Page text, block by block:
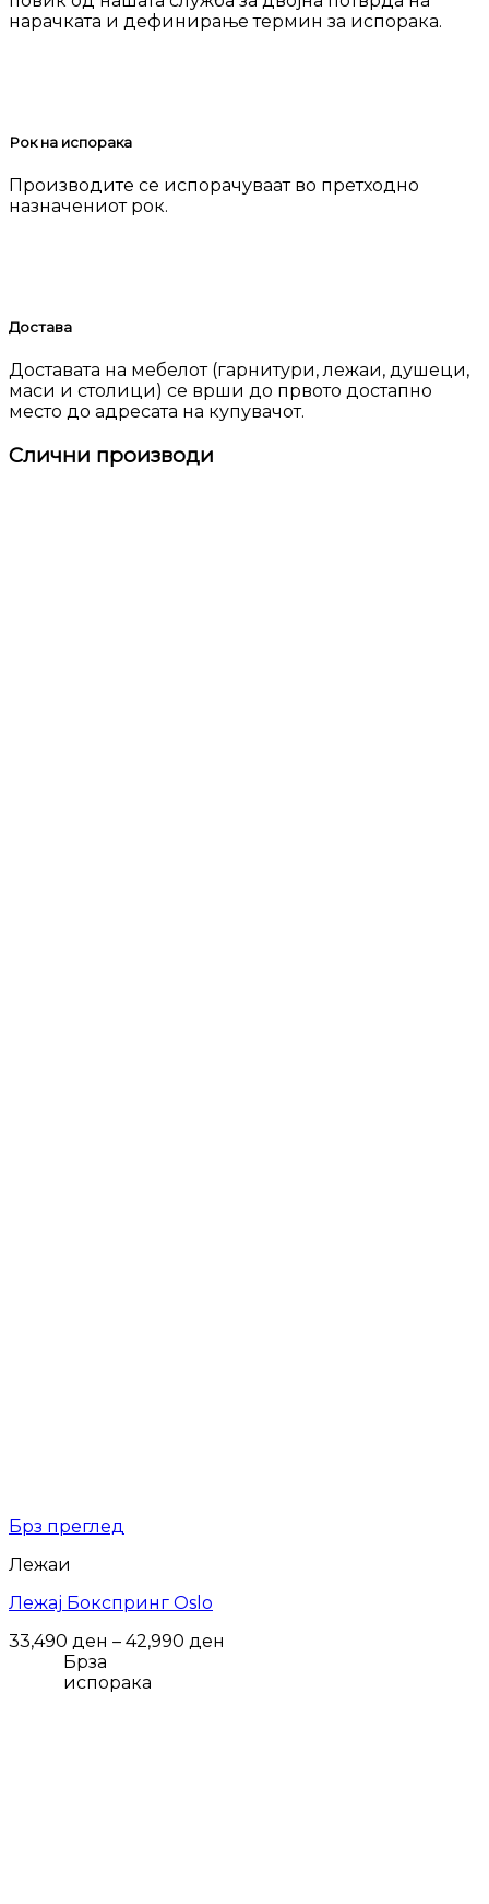
нарачката и дефинирање термин за испорака.
Рок на испорака
Производите се испорачуваат во претходно
назначениот рок.
Достава
Доставата на мебелот (гарнитури, лежаи, душеци,
маси и столици) се врши до првото достапно
место до адресата на купувачот.
Слични производи
Брз преглед
Лежаи
Лежај Бокспринг Oslo
33,490 ден – 42,990 ден
Брза
испорака